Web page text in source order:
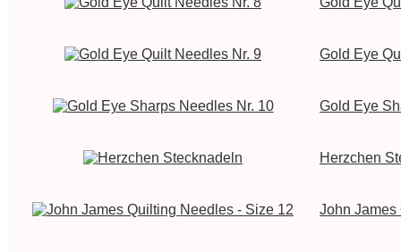
Gold Eye
Gold Eye
Herzchen
John James